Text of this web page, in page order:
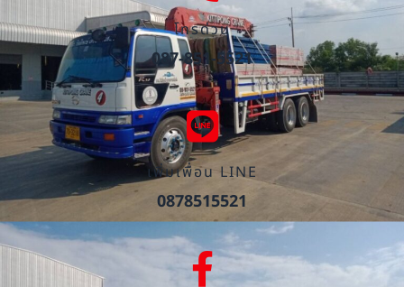
โทรด่วน
087-851-5521
เพิ่มเพื่อน LINE
0878515521